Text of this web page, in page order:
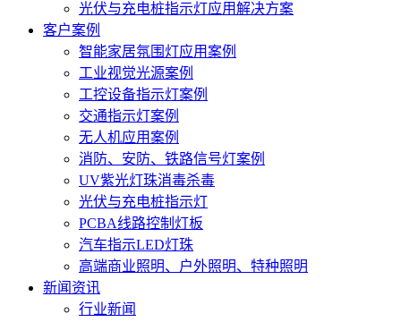
光伏与充电桩指示灯应用解决方案
客户案例
智能家居氛围灯应用案例
工业视觉光源案例
工控设备指示灯案例
交通指示灯案例
无人机应用案例
消防、安防、铁路信号灯案例
UV紫光灯珠消毒杀毒
光伏与充电桩指示灯
PCBA线路控制灯板
汽车指示LED灯珠
高端商业照明、户外照明、特种照明
新闻资讯
行业新闻